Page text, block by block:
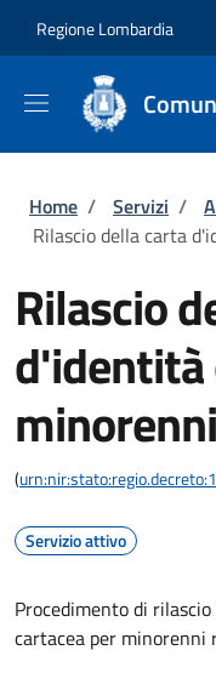
Regione Lombardia
Briciole di
Home / Servizi /
Rilascio della carta
Rilascio
d'identità
minorenni
(
Servizio attivo
Procedimento di
cartacea per minorenni